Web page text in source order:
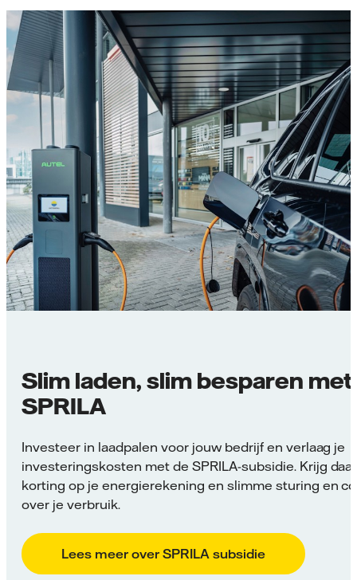
Slim laden, slim besparen met
SPRILA
Investeer in laadpalen voor jouw bedrijf en verlaag je
investeringskosten met de SPRILA-subsidie. Krijg
korting op je energierekening en slimme sturing en
over je verbruik.
Lees meer over SPRILA subsidie